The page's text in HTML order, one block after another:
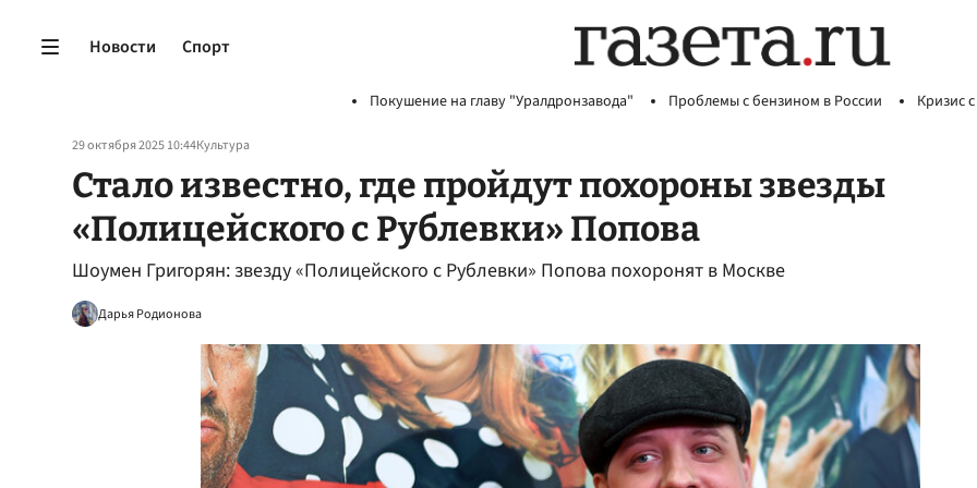
Новости Спорт
Покушение на главу "Уралдронзавода" Проблемы с бензином в России Кризис
29 октября 2025 10:44Культура
Стало известно, где пройдут похороны звезды
«Полицейского с Рублевки» Попова
Шоумен Григорян: звезду «Полицейского с Рублевки» Попова похоронят в Москве
Дарья Родионова